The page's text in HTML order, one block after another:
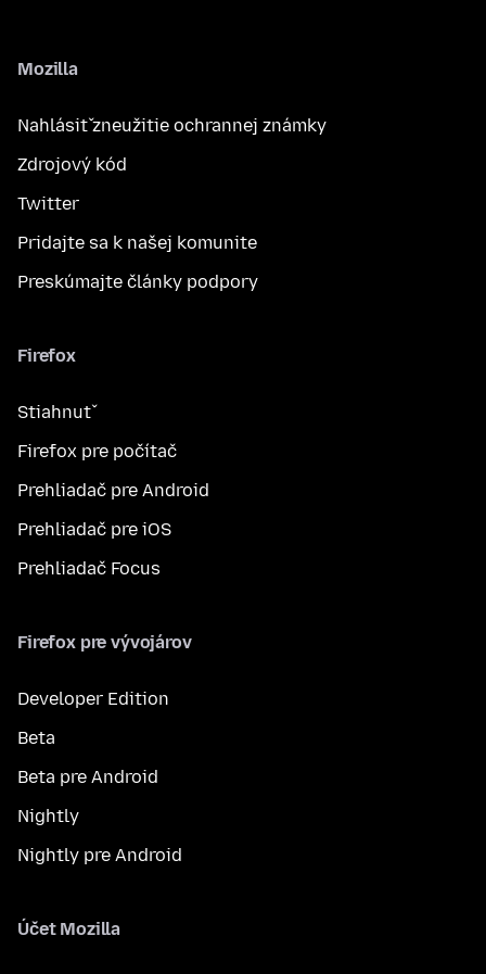
Mozilla
Nahlásiť zneužitie ochrannej známky
Zdrojový kód
Twitter
Pridajte sa k našej komunite
Preskúmajte články podpory
Firefox
Stiahnuť
Firefox pre počítač
Prehliadač pre Android
Prehliadač pre iOS
Prehliadač Focus
Firefox pre vývojárov
Developer Edition
Beta
Beta pre Android
Nightly
Nightly pre Android
Účet Mozilla